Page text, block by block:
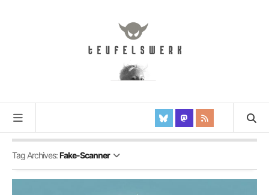
Tag Archives:Fake-Scanner